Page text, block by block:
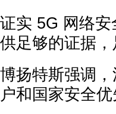
证实 5G 网络
供足够的证据
博扬特斯强调
户和国家安全